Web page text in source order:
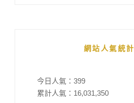
網站人氣統計
今日人氣： 399
累計人氣： 16,031,350